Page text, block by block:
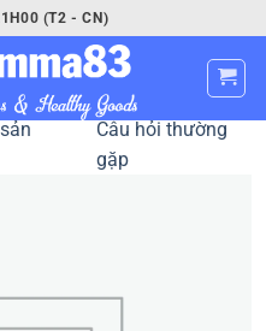
(T2 - CN)
Câu hỏi thường
gặp